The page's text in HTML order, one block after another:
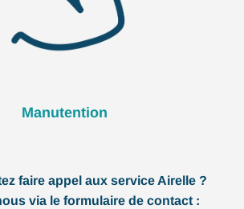
Manutention
faire appel aux service Airelle ?
via le formulaire de contact :